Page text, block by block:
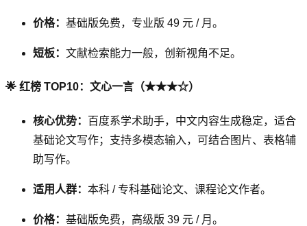
价格： 基础版免费，专业版 49 元 / 月。
短板： 文献检索能力一般，创新视角不足。
🌟 红榜 TOP10：文心一言（★★★☆）
核心优势： 百度系学术助手，中文内容生成稳定，适合
基础论文写作；支持多模态输入，可结合图片、表格辅
助写作。
适用人群： 本科 / 专科基础论文、课程论文作者。
价格： 基础版免费，高级版 39 元 / 月。